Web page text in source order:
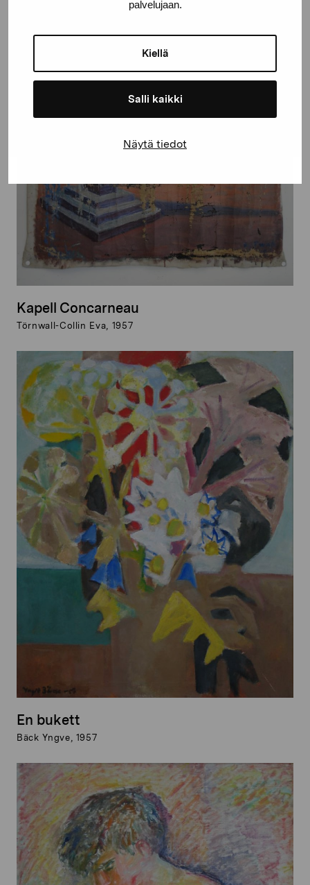
palvelujaan.
Kiellä
Salli kaikki
Näytä tiedot
Kapell Concarneau
Törnwall-Collin Eva, 1957
En bukett
Bäck Yngve, 1957